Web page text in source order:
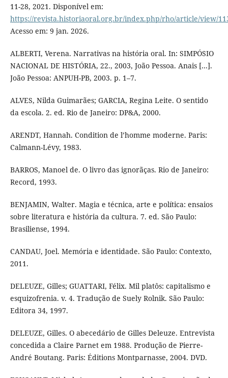
11-28, 2021. Disponível em:
https://revista.historiaoral.org.br/index.php/rho/article/view/
Acesso em: 9 jan. 2026.
ALBERTI, Verena. Narrativas na história oral. In: SIMPÓSIO
NACIONAL DE HISTÓRIA, 22., 2003, João Pessoa. Anais [...].
João Pessoa: ANPUH-PB, 2003. p. 1–7.
ALVES, Nilda Guimarães; GARCIA, Regina Leite. O sentido
da escola. 2. ed. Rio de Janeiro: DP&A, 2000.
ARENDT, Hannah. Condition de l’homme moderne. Paris:
Calmann-Lévy, 1983.
BARROS, Manoel de. O livro das ignorãças. Rio de Janeiro:
Record, 1993.
BENJAMIN, Walter. Magia e técnica, arte e política: ensaios
sobre literatura e história da cultura. 7. ed. São Paulo:
Brasiliense, 1994.
CANDAU, Joel. Memória e identidade. São Paulo: Contexto,
2011.
DELEUZE, Gilles; GUATTARI, Félix. Mil platôs: capitalismo e
esquizofrenia. v. 4. Tradução de Suely Rolnik. São Paulo:
Editora 34, 1997.
DELEUZE, Gilles. O abecedário de Gilles Deleuze. Entrevista
concedida a Claire Parnet em 1988. Produção de Pierre-
André Boutang. Paris: Éditions Montparnasse, 2004. DVD.